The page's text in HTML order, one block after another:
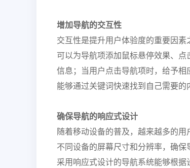
增加导航的交互性
交互性是提升用户体验度的重要因
可以为导航项添加鼠标悬停效果、
信息；当用户点击导航项时，给予
能够通过关键词快速找到自己需要的
确保导航的响应式设计
随着移动设备的普及，越来越多的
不同设备的屏幕尺寸和分辨率，确保
采用响应式设计的导航系统能够根